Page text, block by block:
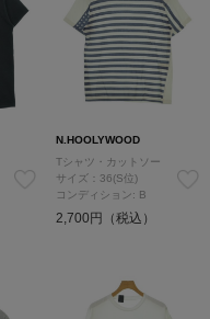
N.HOOLYWOOD
Tシャツ・カットソー
サイズ：36(S位)
コンディション: B
2,700円（税込）